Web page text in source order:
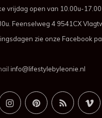
vrijdag open van 10.00u-
Feenselweg 4 9541CX
zie onze Facebook
info@lifestylebyleonie.nl